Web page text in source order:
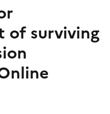
of surviving